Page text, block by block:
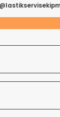
Gönder